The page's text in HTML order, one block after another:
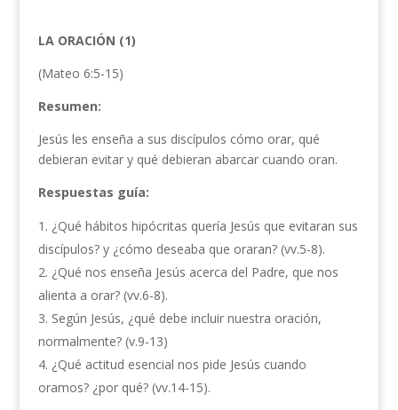
LA ORACIÓN (1)
(Mateo 6:5-15)
Resumen:
Jesús les enseña a sus discípulos cómo orar, qué
debieran evitar y qué debieran abarcar cuando oran.
Respuestas guía:
¿Qué hábitos hipócritas quería Jesús que evitaran sus
discípulos? y ¿cómo deseaba que oraran? (vv.5-8).
¿Qué nos enseña Jesús acerca del Padre, que nos
alienta a orar? (vv.6-8).
Según Jesús, ¿qué debe incluir nuestra oración,
normalmente? (v.9-13)
¿Qué actitud esencial nos pide Jesús cuando
oramos? ¿por qué? (vv.14-15).